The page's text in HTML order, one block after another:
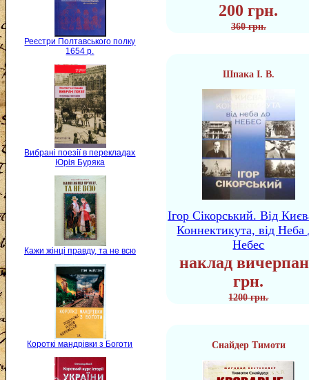
Реєстри Полтавського полку
1654 р.
Вибрані поезії в перекладах
Юрія Буряка
Кажи жінці правду, та не всю
Короткі мандрівки з Боготи
200 грн.
360 грн.
Шпака І. В.
Ігор Сікорський. Від
Коннектикута, від Неба
Небес
наклад
грн.
1200 грн.
Снайдер Тимоти